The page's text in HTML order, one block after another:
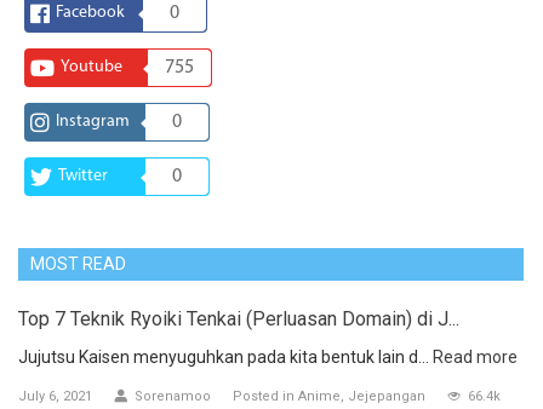
Facebook 0
Youtube 755
Instagram 0
Twitter 0
MOST READ
Top 7 Teknik Ryoiki Tenkai (Perluasan Domain) di J...
Jujutsu Kaisen menyuguhkan pada kita bentuk lain d... Read more
July 6, 2021 Sorenamoo Posted in Anime Jejepangan 66.4k